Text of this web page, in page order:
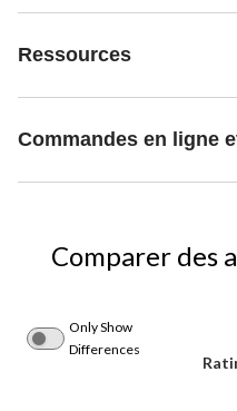
Ressources
Commandes en ligne
Comparer des
Only Show
Differences